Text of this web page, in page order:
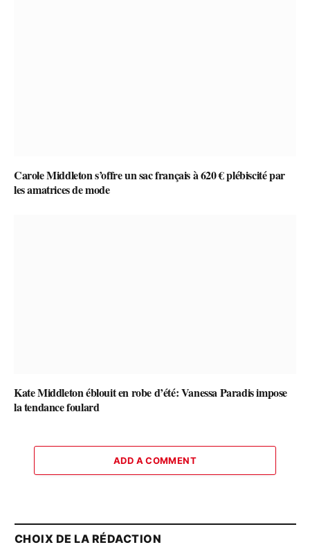
Carole Middleton s’offre un sac français à 620 € plébiscité par
les amatrices de mode
Kate Middleton éblouit en robe d’été: Vanessa Paradis impose
la tendance foulard
ADD A COMMENT
CHOIX DE LA RÉDACTION